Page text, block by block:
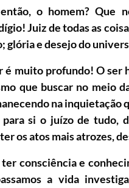
o homem? Que
Juiz de todas as
glória e desejo do
é muito profundo! O ser
que buscar no meio
na inquietação
si o juízo de tudo,
os atos mais atrozes,
consciência e
a vida